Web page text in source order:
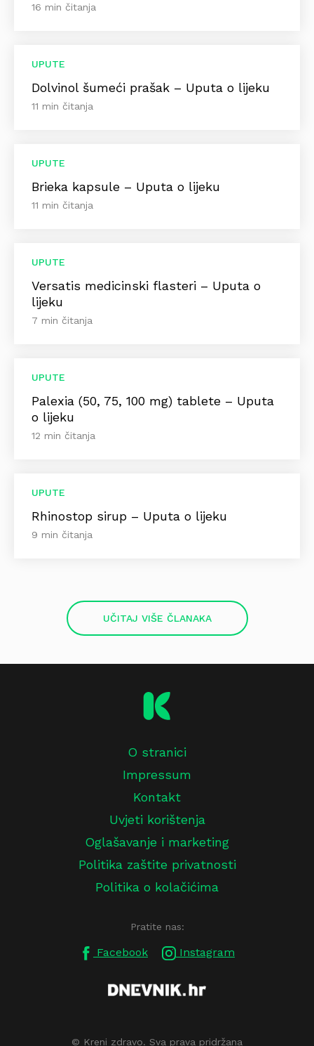
16 min čitanja
UPUTE
Dolvinol šumeći prašak – Uputa o lijeku
11 min čitanja
UPUTE
Brieka kapsule – Uputa o lijeku
11 min čitanja
UPUTE
Versatis medicinski flasteri – Uputa o
lijeku
7 min čitanja
UPUTE
Palexia (50, 75, 100 mg) tablete – Uputa
o lijeku
12 min čitanja
UPUTE
Rhinostop sirup – Uputa o lijeku
9 min čitanja
UČITAJ VIŠE ČLANAKA
O stranici
Impressum
Kontakt
Uvjeti korištenja
Oglašavanje i marketing
Politika zaštite privatnosti
Politika o kolačićima
Pratite nas:
Facebook Instagram
© Kreni zdravo. Sva prava pridržana